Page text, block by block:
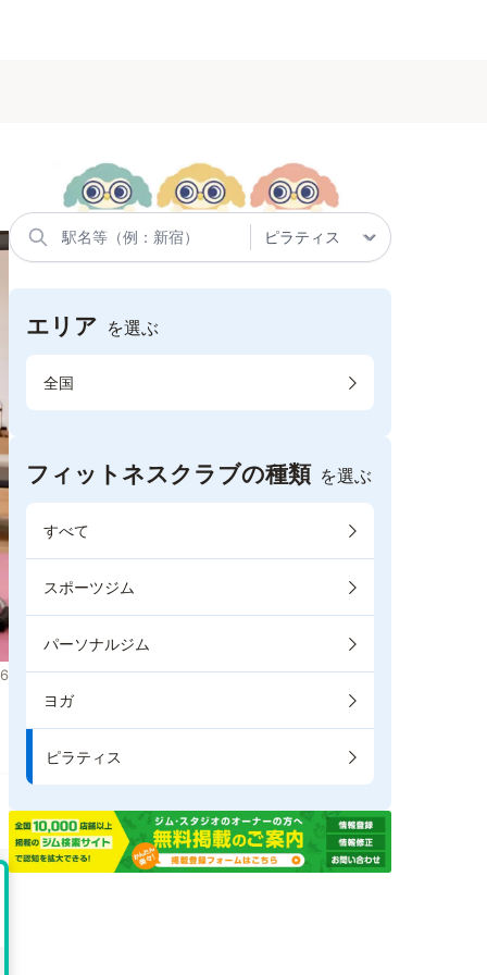
エリア を選ぶ
全国
フィットネスクラブの種類 を選ぶ
すべて
スポーツジム
パーソナルジム
ヨガ
ピラティス